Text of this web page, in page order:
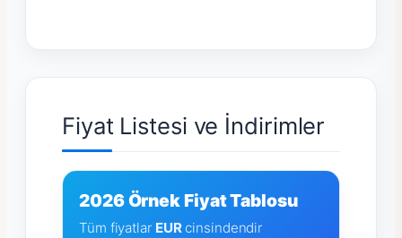
Fiyat Listesi ve İndirimler
2026 Örnek Fiyat Tablosu
Tüm fiyatlar EURcinsindendir